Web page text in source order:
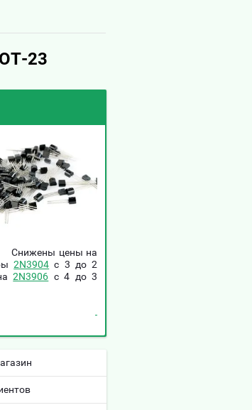
23
цены на
2N3904 c 3 до 2
2N3906 c 4 до 3